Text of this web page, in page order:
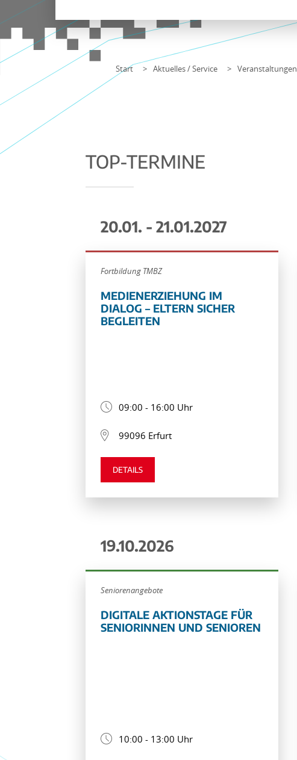
Start Aktuelles / Service Veranstaltungen
TOP-TERMINE
20.01. - 21.01.2027
Fortbildung TMBZ
MEDIENERZIEHUNG IM
DIALOG – ELTERN SICHER
BEGLEITEN
09:00 - 16:00 Uhr
99096 Erfurt
DETAILS
19.10.2026
Seniorenangebote
DIGITALE AKTIONSTAGE FÜR
SENIORINNEN UND SENIOREN
10:00 - 13:00 Uhr